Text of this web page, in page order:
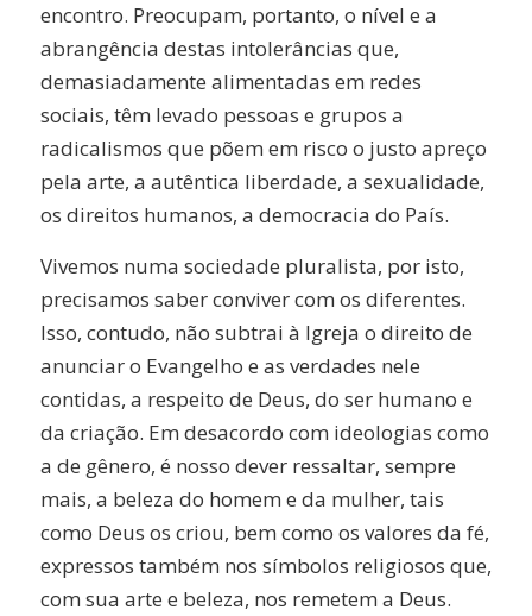
encontro. Preocupam, portanto, o nível e a
abrangência destas intolerâncias que,
demasiadamente alimentadas em redes
sociais, têm levado pessoas e grupos a
radicalismos que põem em risco o justo apreço
pela arte, a autêntica liberdade, a sexualidade,
os direitos humanos, a democracia do País.
Vivemos numa sociedade pluralista, por isto,
precisamos saber conviver com os diferentes.
Isso, contudo, não subtrai à Igreja o direito de
anunciar o Evangelho e as verdades nele
contidas, a respeito de Deus, do ser humano e
da criação. Em desacordo com ideologias como
a de gênero, é nosso dever ressaltar, sempre
mais, a beleza do homem e da mulher, tais
como Deus os criou, bem como os valores da fé,
expressos também nos símbolos religiosos que,
com sua arte e beleza, nos remetem a Deus.